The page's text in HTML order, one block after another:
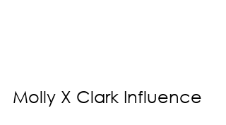
Molly X Clark Influence